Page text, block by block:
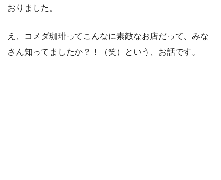
おりました。
え、コメダ珈琲ってこんなに素敵なお店だって、みな
さん知ってましたか？！（笑）という、お話です。